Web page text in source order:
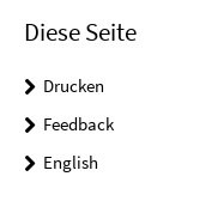
Diese Seite
Drucken
Feedback
English